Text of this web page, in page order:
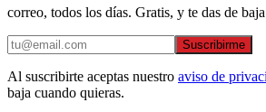
correo, todos los días. Gratis, y te das de
Suscribirme
Al suscribirte aceptas nuestro aviso de
baja cuando quieras.